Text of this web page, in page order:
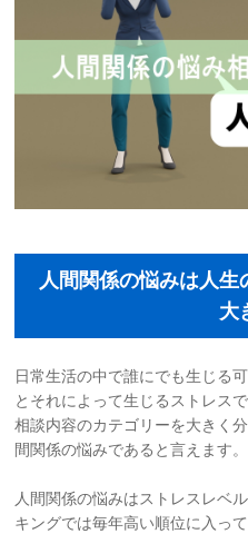
リンク集
人間関係の悩みは人
大
日常生活の中で誰にでも生じる
とそれによって生じるストレスで
相談内容のカテゴリーを大きく
間関係の悩みであると言えます。
人間関係の悩みはストレスレベ
キングでは毎年高い順位に入っ